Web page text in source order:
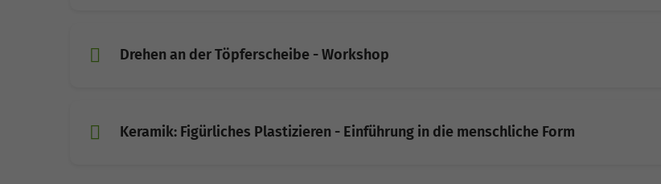
Drehen an der Töpferscheibe - Workshop
Keramik: Figürliches Plastizieren - Einführung in die menschliche Form